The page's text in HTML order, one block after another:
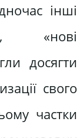
інші
«нові
досягти
свого
частки